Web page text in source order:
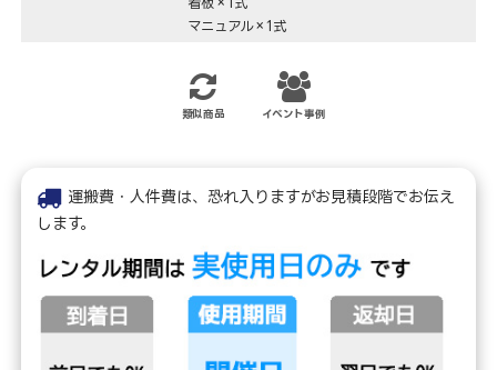
マニュアル×1式
類似商品 イベント事例
運搬費・人件費は、恐れ入りますがお見積段階でお伝え
します。